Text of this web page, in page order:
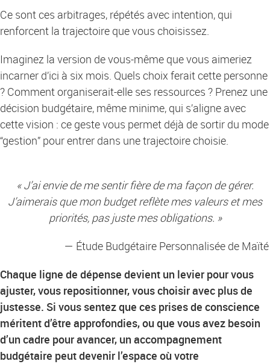
Ce sont ces arbitrages, répétés avec intention, qui
renforcent la trajectoire que vous choisissez.
Imaginez la version de vous-même que vous aimeriez
incarner d’ici à six mois. Quels choix ferait cette personne
? Comment organiserait-elle ses ressources ? Prenez une
décision budgétaire, même minime, qui s’aligne avec
cette vision : ce geste vous permet déjà de sortir du mode
“gestion” pour entrer dans une trajectoire choisie.
« J’ai envie de me sentir fière de ma façon de gérer.
J’aimerais que mon budget reflète mes valeurs et mes
priorités, pas juste mes obligations. »
— Étude Budgétaire Personnalisée de Maïté
Chaque ligne de dépense devient un levier pour vous
ajuster, vous repositionner, vous choisir avec plus de
justesse. Si vous sentez que ces prises de conscience
méritent d’être approfondies, ou que vous avez besoin
d’un cadre pour avancer, un accompagnement
budgétaire peut devenir l’espace où votre